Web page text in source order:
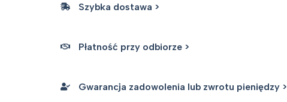
Szybka dostawa >
Płatność przy odbiorze >
Gwarancja zadowolenia lub zwrotu pieniędzy >